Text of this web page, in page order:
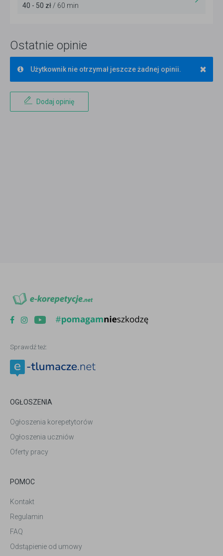
40 - 50 zł / 60 min
Ostatnie opinie
×
Użytkownik nie otrzymał jeszcze żadnej opinii.
Dodaj opinię
Sprawdź też:
OGŁOSZENIA
Ogłoszenia korepetytorów
Ogłoszenia uczniów
Oferty pracy
POMOC
Kontakt
Regulamin
FAQ
Odstąpienie od umowy